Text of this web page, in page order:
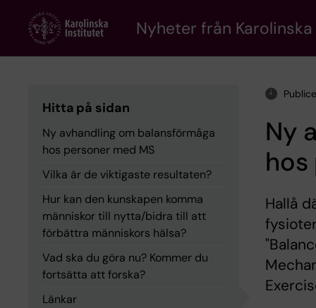
content
Nyheter från
Hitta på sidan
Ny avhandling om balansförmåga
hos personer med MS
Vilka är de viktigaste resultaten?
Hur kan den kunskapen komma
människor till nytta/bidra till att
förbättra människors hälsa?
Vad ska du göra nu? Kommer du
fortsätta att forska?
Länkar
Ny
hos
Hallå